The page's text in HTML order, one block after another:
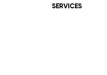
SERVICES